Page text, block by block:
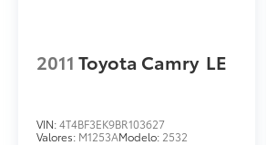
2011 Toyota Camry LE
VIN:4T4BF3EK9BR103627
Valores: M1253AModelo: 2532